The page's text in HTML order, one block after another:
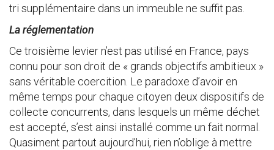
tri supplémentaire dans un immeuble ne suffit pas.
La réglementation
Ce troisième levier n’est pas utilisé en France, pays
connu pour son droit de « grands objectifs ambitieux »
sans véritable coercition. Le paradoxe d’avoir en
même temps pour chaque citoyen deux dispositifs de
collecte concurrents, dans lesquels un même déchet
est accepté, s’est ainsi installé comme un fait normal.
Quasiment partout aujourd’hui, rien n’oblige à mettre